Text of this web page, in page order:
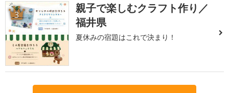
3
親子で楽しむクラフト作り／
福井県
夏休みの宿題はこれで決まり！